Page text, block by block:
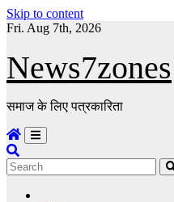
Skip to content
Fri. Aug 7th, 2026
News7zones
समाज के लिए पत्रकारिता